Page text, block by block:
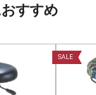
すすめ
SALE